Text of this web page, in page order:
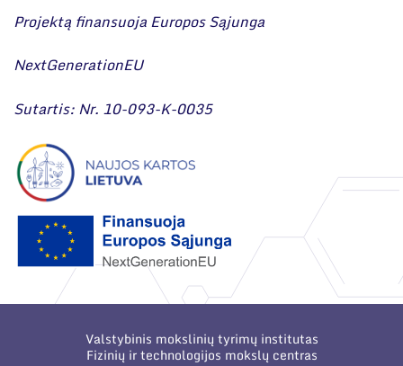
Projektą finansuoja Europos Sąjunga
NextGenerationEU
Sutartis: Nr. 10-093-K-0035
Valstybinis mokslinių tyrimų institutas
Fizinių ir technologijos mokslų centras